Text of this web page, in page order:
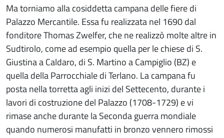
Ma torniamo alla cosiddetta campana delle fiere di
Palazzo Mercantile. Essa fu realizzata nel 1690 dal
fonditore Thomas Zwelfer, che ne realizzò molte altre in
Sudtirolo, come ad esempio quella per le chiese di S.
Giustina a Caldaro, di S. Martino a Campiglio (BZ) e
quella della Parrocchiale di Terlano. La campana fu
posta nella torretta agli inizi del Settecento, durante i
lavori di costruzione del Palazzo (1708-1729) e vi
rimase anche durante la Seconda guerra mondiale
quando numerosi manufatti in bronzo vennero rimossi